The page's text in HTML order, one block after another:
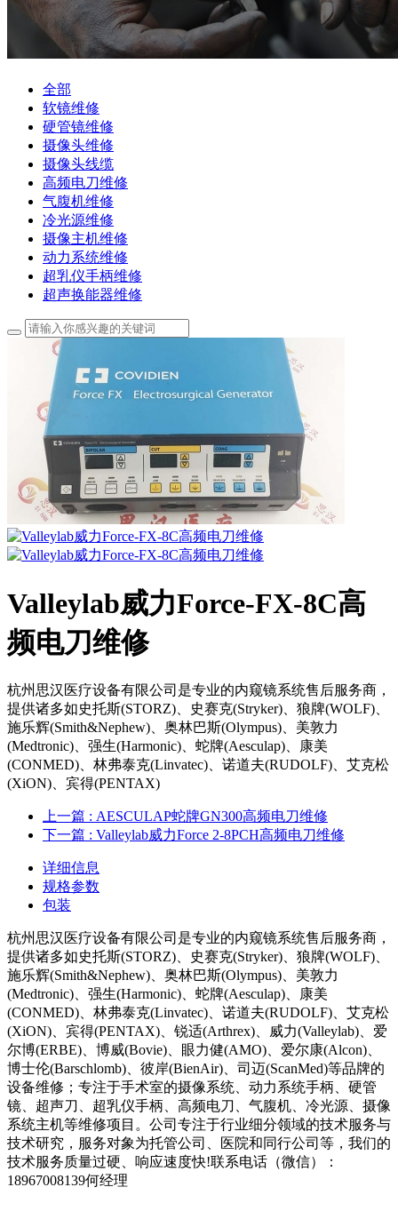
全部
软镜维修
硬管镜维修
摄像头维修
摄像头线缆
高频电刀维修
气腹机维修
冷光源维修
摄像主机维修
动力系统维修
超乳仪手柄维修
超声换能器维修
Valleylab威力Force-FX-8C高
频电刀维修
杭州思汉医疗设备有限公司是专业的内窥镜系统售后服务商，
提供诸多如史托斯(STORZ)、史赛克(Stryker)、狼牌(WOLF)、
施乐辉(Smith&Nephew)、奥林巴斯(Olympus)、美敦力
(Medtronic)、强生(Harmonic)、蛇牌(Aesculap)、康美
(CONMED)、林弗泰克(Linvatec)、诺道夫(RUDOLF)、艾克松
(XiON)、宾得(PENTAX)
上一篇 : AESCULAP蛇牌GN300高频电刀维修
下一篇 : Valleylab威力Force 2-8PCH高频电刀维修
详细信息
规格参数
包装
杭州思汉医疗设备有限公司是专业的内窥镜系统售后服务商，
提供诸多如史托斯(STORZ)、史赛克(Stryker)、狼牌(WOLF)、
施乐辉(Smith&Nephew)、奥林巴斯(Olympus)、美敦力
(Medtronic)、强生(Harmonic)、蛇牌(Aesculap)、康美
(CONMED)、林弗泰克(Linvatec)、诺道夫(RUDOLF)、艾克松
(XiON)、宾得(PENTAX)、锐适(Arthrex)、威力(Valleylab)、爱
尔博(ERBE)、博威(Bovie)、眼力健(AMO)、爱尔康(Alcon)、
博士伦(Barschlomb)、彼岸(BienAir)、司迈(ScanMed)等品牌的
设备维修；专注于手术室的摄像系统、动力系统手柄、硬管
镜、超声刀、超乳仪手柄、高频电刀、气腹机、冷光源、摄像
系统主机等维修项目。公司专注于行业细分领域的技术服务与
技术研究，服务对象为托管公司、医院和同行公司等，我们的
技术服务质量过硬、响应速度快!联系电话（微信）：
18967008139何经理